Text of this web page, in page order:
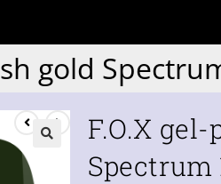
gold
F.O.X
Spectrum